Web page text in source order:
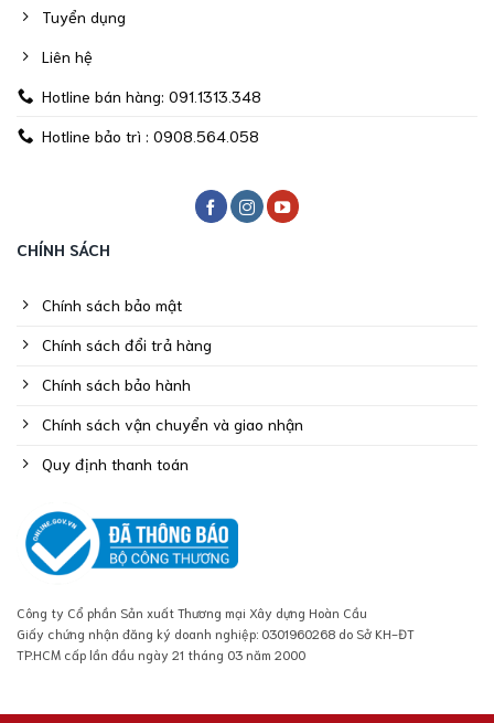
Tuyển dụng
Liên hệ
Hotline bán hàng: 091.1313.348
Hotline bảo trì : 0908.564.058
CHÍNH SÁCH
Chính sách bảo mật
Chính sách đổi trả hàng
Chính sách bảo hành
Chính sách vận chuyển và giao nhận
Quy định thanh toán
Công ty Cổ phần Sản xuất Thương mại Xây dựng Hoàn Cầu
Giấy chứng nhận đăng ký doanh nghiệp: 0301960268 do Sở KH-ĐT
TP.HCM cấp lần đầu ngày 21 tháng 03 năm 2000